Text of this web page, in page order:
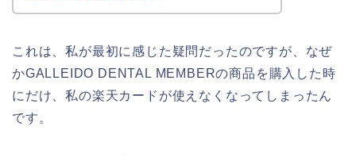
これは、私が最初に感じた疑問だったのですが、なぜ
かGALLEIDO DENTAL MEMBERの商品を購入した時
にだけ、私の楽天カードが使えなくなってしまったん
です。